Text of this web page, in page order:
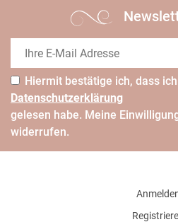
Hiermit bestätige ich, dass
Daten­schutz­erklärung
gelesen habe. Meine
widerrufen.